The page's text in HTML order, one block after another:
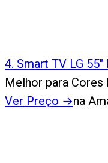
4. Smart TV LG
Melhor para Cores
Ver Preço →na